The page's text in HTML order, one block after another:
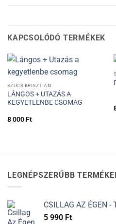
KAPCSOLÓDÓ TERMÉKEK
SZŰCS KRISZTIÁN
LÁNGOS + UTAZÁS A
KEGYETLENBE CSOMAG
8 000Ft
LEGNÉPSZERŰBB
CSILLAG AZ ÉGEN -
5 990 Ft